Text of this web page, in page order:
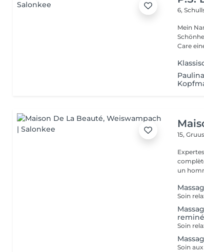
6,
Mein
Care
15,
un
Soin